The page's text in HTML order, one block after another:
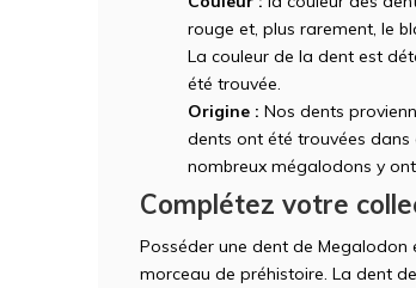
rouge et, plus rarement, le
La couleur de la dent est
été trouvée.
Origine : Nos dents
dents ont été trouvées
nombreux mégalodons y
Complétez votre
Posséder une dent de
morceau de préhistoire. La dent